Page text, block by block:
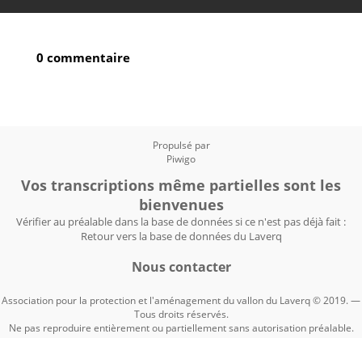
0 commentaire
Propulsé par
Piwigo
Vos transcriptions même partielles sont les
bienvenues
Vérifier au préalable dans la base de données si ce n'est pas déjà fait :
Retour vers la base de données du Laverq
Nous contacter
Association pour la protection et l'aménagement du vallon du Laverq © 2019. —
Tous droits réservés.
Ne pas reproduire entièrement ou partiellement sans autorisation préalable.